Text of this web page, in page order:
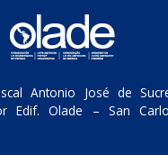
Antonio José de
Edif. Olade – San